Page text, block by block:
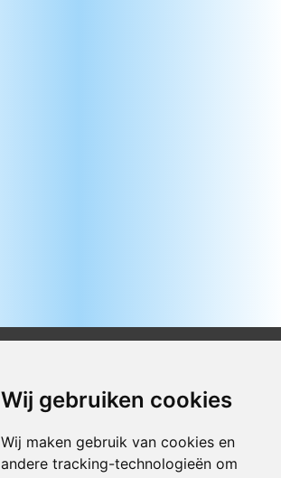
Wij gebruiken cookies
Wij maken gebruik van cookies en
andere tracking-technologieën om